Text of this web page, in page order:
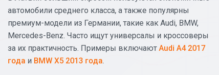
автомобили среднего класса, а также популярны
премиум-модели из Германии, такие как Audi, BMW,
Mercedes-Benz. Часто ищут универсалы и кроссоверы
за их практичность. Примеры включают Audi A4 2017
года и BMW X5 2013 года.